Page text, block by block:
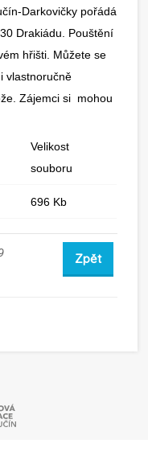
Darkovičky pořádá
Drakiádu. Pouštění
hřišti. Můžete se
vlastnoručně
Zájemci si mohou
Velikost
souboru
696 Kb
Zpět